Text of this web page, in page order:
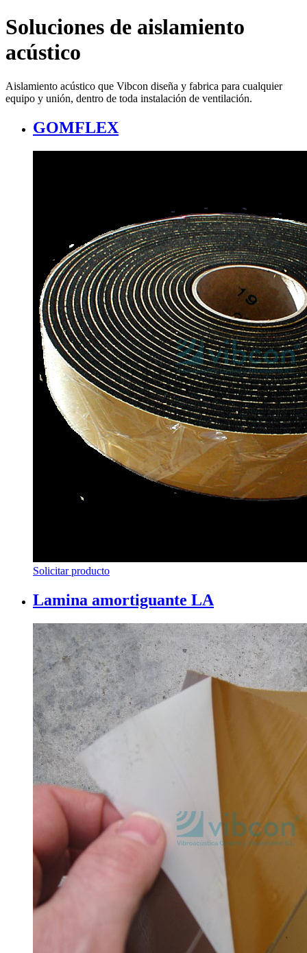
Soluciones de aislamiento
acústico
Aislamiento acústico que Vibcon diseña y fabrica para cualquier
equipo y unión, dentro de toda instalación de ventilación.
GOMFLEX
Solicitar producto
Lamina amortiguante LA